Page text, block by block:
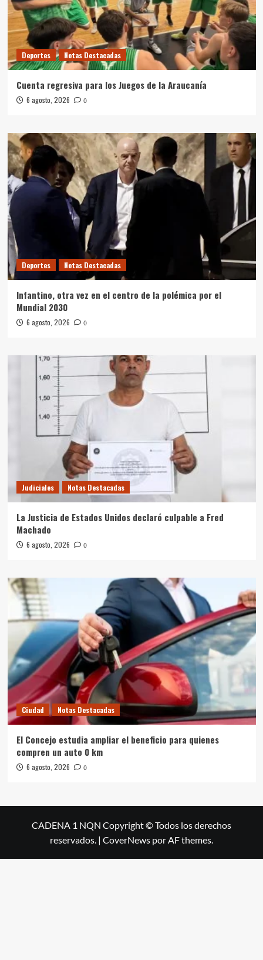
Deportes Notas Destacadas
Cuenta regresiva para los Juegos de la Araucanía
6 agosto, 2026 0
Deportes Notas Destacadas
Infantino, otra vez en el centro de la polémica por el
Mundial 2030
6 agosto, 2026 0
Judiciales Notas Destacadas
La Justicia de Estados Unidos declaró culpable a Fred
Machado
6 agosto, 2026 0
Ciudad Notas Destacadas
El Concejo estudia ampliar el beneficio para quienes
compren un auto 0 km
6 agosto, 2026 0
CADENA 1 NQN Copyright © Todos los derechos
reservados. | CoverNews por AF themes.